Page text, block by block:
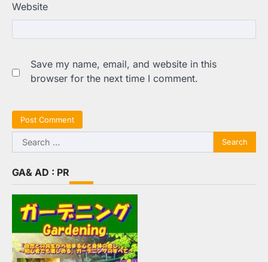
Website
Save my name, email, and website in this
browser for the next time I comment.
Search
for:
GA& AD : PR